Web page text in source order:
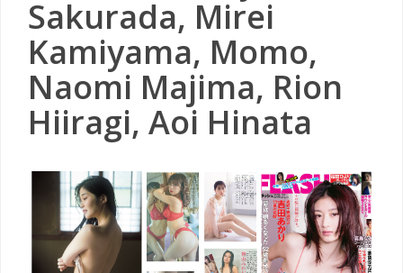
Sakurada, Mirei
Kamiyama, Momo,
Naomi Majima, Rion
Hiiragi, Aoi Hinata